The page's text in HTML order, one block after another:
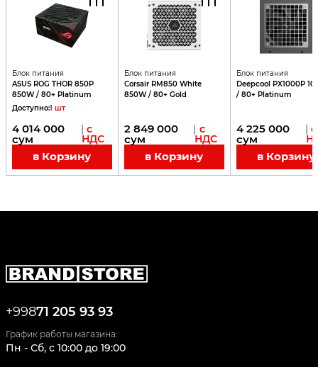
Блок питания
ASUS ROG THOR 850P
850W / 80+ Platinum
Доступно:1 шт
4 014 000
сум
| с
НДС
в Корзину
Блок питания
Corsair RM850 White
850W / 80+ Gold
2 849 000
сум
| с
НДС
в Корзину
Блок питания
Deepcool PX1000P
/ 80+ Platinum
4 225 000
сум
| с
в Корзину
+99871 205 93 93
График работы магазина:
Пн - Сб, c 10:00 до 19:00